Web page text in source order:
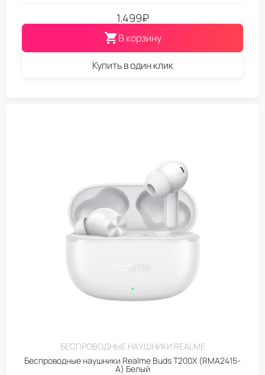
1.499₽
В корзину
Купить в один клик
БЕСПРОВОДНЫЕ НАУШНИКИ REALME
Беспроводные наушники Realme Buds T200X (RMA2415-
A) Белый